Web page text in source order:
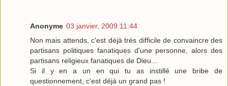
Anonyme 03 janvier, 2009 11:44
Non mais attends, c'est déjà très difficile de convaincre des
partisans politiques fanatiques d'une personne, alors des
partisans religieux fanatiques de Dieu...
Si il y en a un en qui tu as instillé une bribe de
questionnement, c'est déjà un grand pas !